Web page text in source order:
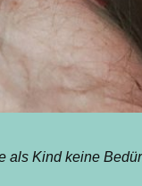
als Kind keine